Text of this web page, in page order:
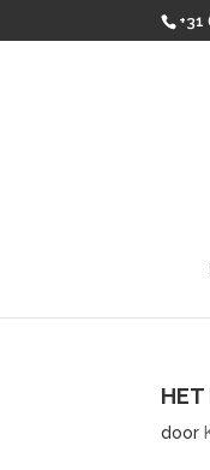
HET
door